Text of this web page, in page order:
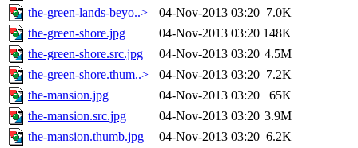
the-green-lands-beyo..>
04-Nov-2013 03:20 7.0K
the-green-shore.jpg
04-Nov-2013 03:20 148K
the-green-shore.src.jpg
04-Nov-2013 03:20 4.5M
the-green-shore.thum..>
04-Nov-2013 03:20 7.2K
the-mansion.jpg
04-Nov-2013 03:20
65K
the-mansion.src.jpg
04-Nov-2013 03:20 3.9M
the-mansion.thumb.jpg
04-Nov-2013 03:20 6.2K